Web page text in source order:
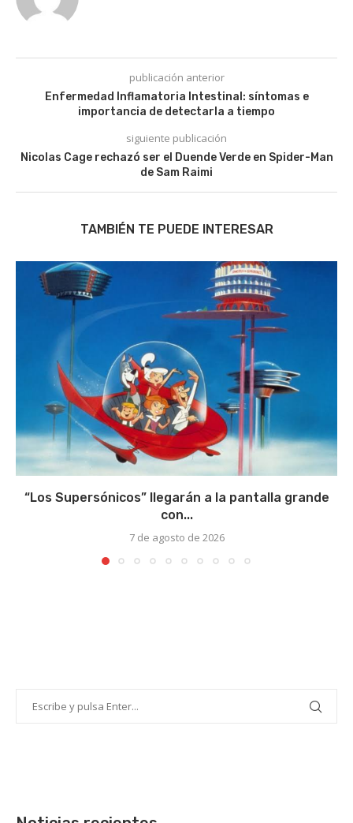
publicación anterior
Enfermedad Inflamatoria Intestinal: síntomas e
importancia de detectarla a tiempo
siguiente publicación
Nicolas Cage rechazó ser el Duende Verde en Spider-Man
de Sam Raimi
TAMBIÉN TE PUEDE INTERESAR
“Los Supersónicos” llegarán a la pantalla grande
con...
7 de agosto de 2026